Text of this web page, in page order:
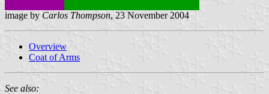
image by Carlos Thompson, 23 November 2004
Overview
Coat of Arms
See also: